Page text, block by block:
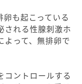
も起こっている
される性腺刺激ホ
よって、無排卵で
コントロールする